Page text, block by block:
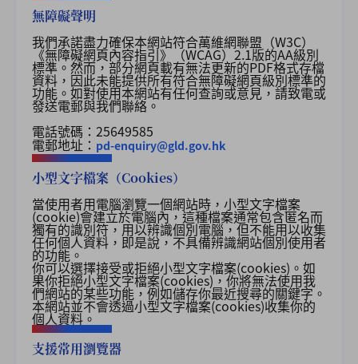
無障礙聲明
我們承諾盡力確保本網站符合萬維網聯盟（W3C）
《無障礙網頁內容指引》（WCAG）2.1版的AA級別
標準。然而，部分網頁載有無法更新的PDF格式存檔
資料，因此未能提供所有符合無障礙網頁級別標準的
功能。如對使用本網站有任何查詢或意見，請致電或
發送電郵與我們聯絡。
電話號碼：25649585
電郵地址： pd-enquiry@gld.gov.hk
小型文字檔案（Cookies）
當使用者用電腦瀏覽一個網站時，小型文字檔案
(cookie)會建立於電腦內，這種檔案通常包含匿名而
獨有的識別符，用以辨識個別電腦，但不能用以收集
任何個人資料，即是說，不具備辨識網站個別使用者
的功能。
你可以選擇接受或拒絕小型文字檔案(cookies) 。如
果你拒絕小型文字檔案(cookies)，你將無法使用我
們網站的某些功能，例如儲存你最近搜尋的關鍵字。
本網站並不會透過小型文字檔案(cookies)收集你的
個人資料。
支援常用瀏覽器